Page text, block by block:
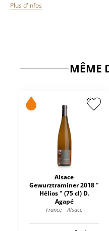
Plus d'infos
MÊME
Alsace
Gewurztraminer 2018 "
Hélios " (75 cl) D.
Agapé
France – Alsace